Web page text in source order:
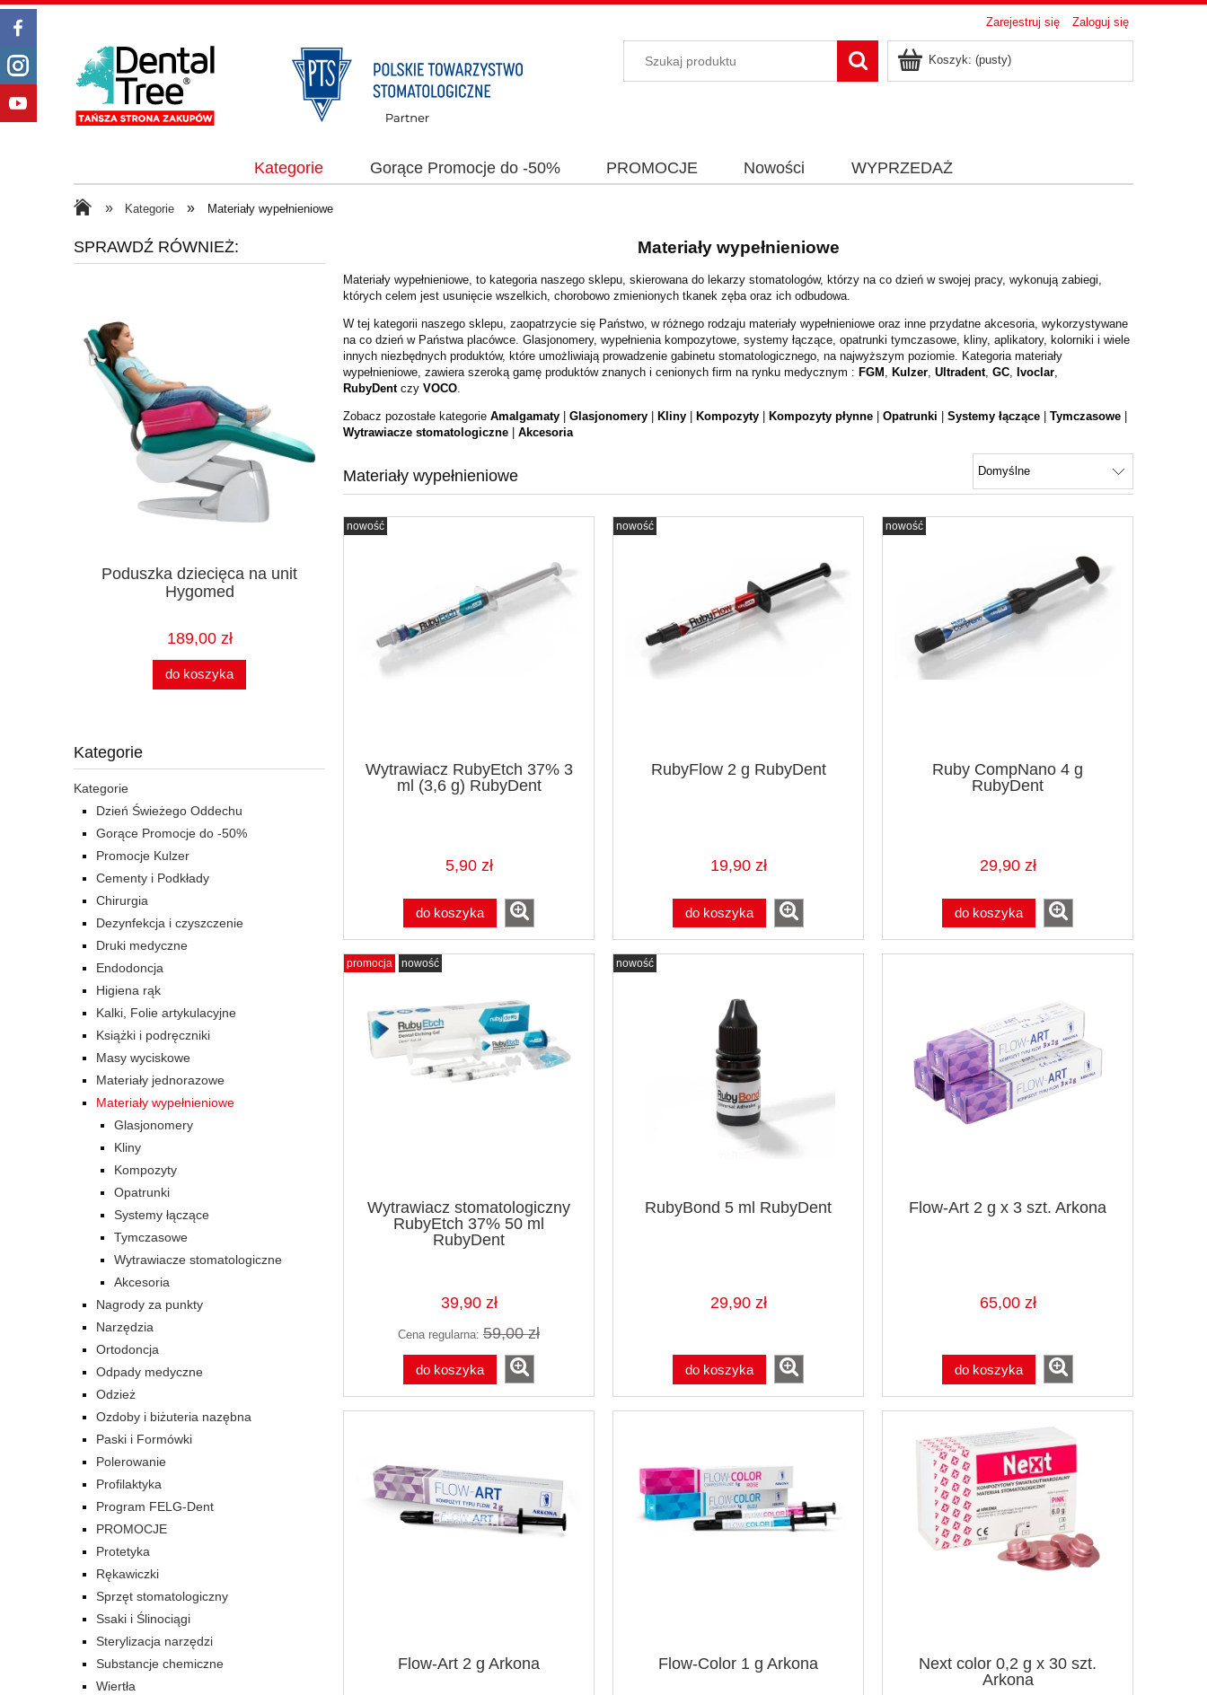
Zarejestruj się Zaloguj się
Koszyk: (pusty)
Kategorie Gorące Promocje do -50% PROMOCJE Nowości WYPRZEDAŻ
» Kategorie » Materiały wypełnieniowe
SPRAWDŹ RÓWNIEŻ:
Poduszka dziecięca na unit
Hygomed
189,00 zł
do koszyka
Nici wchłanialne LUXCRYL RAPID
12 szt. LUXsutures
99,00 zł
Łyżki do fluoryzacji 100 szt.
COTISEN
49,90 zł
do koszyka
Charisma Smart 4 g x 6 szt. Kulzer
269,00 zł
do koszyka
Visalys Bulk
Kategorie
Kategorie
Dzień Świeżego Oddechu
Gorące Promocje do -50%
Promocje Kulzer
Cementy i Podkłady
Chirurgia
Dezynfekcja i czyszczenie
Druki medyczne
Endodoncja
Higiena rąk
Kalki, Folie artykulacyjne
Książki i podręczniki
Masy wyciskowe
Materiały jednorazowe
Materiały wypełnieniowe
Glasjonomery
Kliny
Kompozyty
Opatrunki
Systemy łączące
Tymczasowe
Wytrawiacze stomatologiczne
Akcesoria
Nagrody za punkty
Narzędzia
Ortodoncja
Odpady medyczne
Odzież
Ozdoby i biżuteria nazębna
Paski i Formówki
Polerowanie
Profilaktyka
Program FELG-Dent
PROMOCJE
Protetyka
Rękawiczki
Sprzęt stomatologiczny
Ssaki i Ślinociągi
Sterylizacja narzędzi
Substancje chemiczne
Wiertła
Materiały wypełnieniowe
Materiały wypełnieniowe, to kategoria naszego sklepu, skierowana do lekarzy stomatologów, którzy na co dzień w swojej pracy, wykonują zabiegi,
których celem jest usunięcie wszelkich, chorobowo zmienionych tkanek zęba oraz ich odbudowa.
W tej kategorii naszego sklepu, zaopatrzycie się Państwo, w różnego rodzaju materiały wypełnieniowe oraz inne przydatne akcesoria, wykorzystywane
na co dzień w Państwa placówce. Glasjonomery, wypełnienia kompozytowe, systemy łączące, opatrunki tymczasowe, kliny, aplikatory, kolorniki i wiele
innych niezbędnych produktów, które umożliwiają prowadzenie gabinetu stomatologicznego, na najwyższym poziomie. Kategoria materiały
wypełnieniowe, zawiera szeroką gamę produktów znanych i cenionych firm na rynku medycznym : FGM , Kulzer, Ultradent, GC, Ivoclar,
RubyDent czy VOCO.
Zobacz pozostałe kategorie Amalgamaty Glasjonomery Kliny Kompozyty Kompozyty płynne Opatrunki Systemy łączące Tymczasowe
Wytrawiacze stomatologiczne
Akcesoria
Materiały wypełnieniowe
Wytrawiacz RubyEtch 37% 3
ml (3,6 g) RubyDent
5,90 zł
do koszyka
nowość
RubyFlow 2 g RubyDent
19,90 zł
do koszyka
nowość
Ruby CompNano 4 g
RubyDent
29,90 zł
do koszyka
nowość
Wytrawiacz stomatologiczny
RubyEtch 37% 50 ml
RubyDent
39,90 zł
Cena regularna: 59,00 zł
do koszyka
promocja nowość
RubyBond 5 ml RubyDent
29,90 zł
do koszyka
nowość
Flow-Art 2 g x 3 szt. Arkona
65,00 zł
do koszyka
Flow-Art 2 g Arkona Flow-Color 1 g Arkona
Next color 0,2 g x 30 szt.
Arkona